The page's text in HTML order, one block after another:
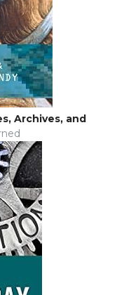
Archives, and